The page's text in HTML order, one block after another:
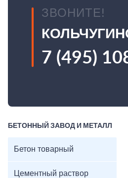
ЗВОНИТЕ!
7 (495)
БЕТОННЫЙ ЗАВОД И МЕТАЛЛ
Бетон товарный
Цементный раствор